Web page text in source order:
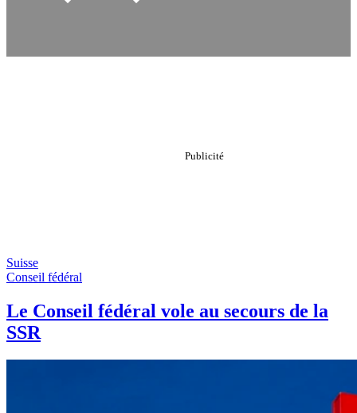
Suisse
Conseil fédéral
Le Conseil fédéral vole au secours de la
SSR